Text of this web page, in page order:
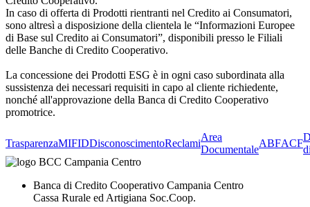
In caso di offerta di Prodotti rientranti nel Credito ai Consumatori,
sono altresì a disposizione della clientela le “Informazioni Europee
di Base sul Credito ai Consumatori”, disponibili presso le Filiali
delle Banche di Credito Cooperativo.
La concessione dei Prodotti ESG è in ogni caso subordinata alla
sussistenza dei necessari requisiti in capo al cliente richiedente,
nonché all'approvazione della Banca di Credito Cooperativo
promotrice.
TrasparenzaMIFIDDisconoscimentoReclami
Area
Documentale
ABFACF
Banca di Credito Cooperativo Campania Centro
Cassa Rurale ed Artigiana Soc.Coop.